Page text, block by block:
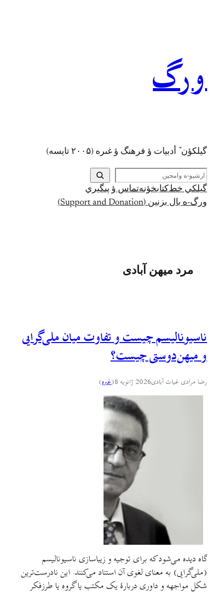
ورگ
گيلکؤن ٚ أدبیات ؤ فرهنگ ؤ غىره (۲۰۰۵ تايسه)
ج
س
ت
ج
گيلکي خط کتابخؤنهتماس ؤ پىگيري
ورگ-ه بال بزنين (Support and Donation)
مرد میهن آبادی
ناسیونالیسم چیست و تفاوت میان ملی‌گرایی
و میهن‌دوستی چیست؟
رضا مرادی غیاث آبادی2026 ژانویه 8 (غىره)
گاه دیده می‌شود که برای توجیه و زیباسازی ناسیونالیسم
(ملی‌گرایی) به معنای لغوی آن استناد می‌کنند. این نادرست‌ترین
شکل مواجهه و داوری دربارهٔ یک مکتب یا گروه یا طرزفکر